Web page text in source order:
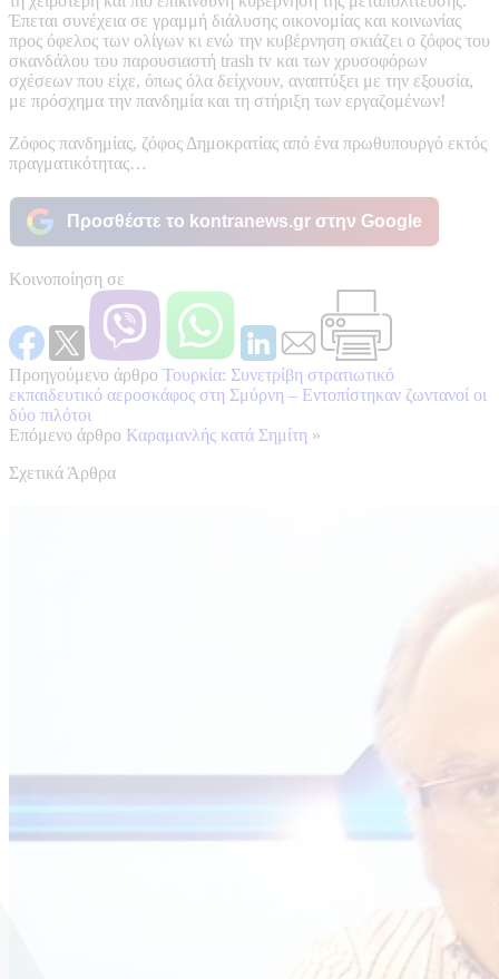
Έπεται συνέχεια σε γραμμή διάλυσης οικονομίας και κοινωνίας
προς όφελος των ολίγων κι ενώ την κυβέρνηση σκιάζει ο ζόφος του
σκανδάλου του παρουσιαστή trash tv και των χρυσοφόρων
σχέσεων που είχε, όπως όλα δείχνουν, αναπτύξει με την εξουσία,
με πρόσχημα την πανδημία και τη στήριξη των εργαζομένων!
Ζόφος πανδημίας, ζόφος Δημοκρατίας από ένα πρωθυπουργό εκτός
πραγματικότητας…
Προσθέστε το kontranews.gr στην Google
Κοινοποίηση σε
Προηγούμενο άρθρο Τουρκία: Συνετρίβη στρατιωτικό
εκπαιδευτικό αεροσκάφος στη Σμύρνη – Εντοπίστηκαν ζωντανοί οι
δύο πιλότοι
Επόμενο άρθρο Καραμανλής κατά Σημίτη »
Σχετικά Άρθρα